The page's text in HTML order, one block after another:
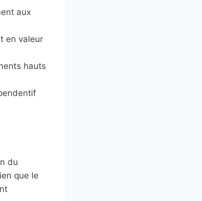
aux
en valeur
hauts
du
que le